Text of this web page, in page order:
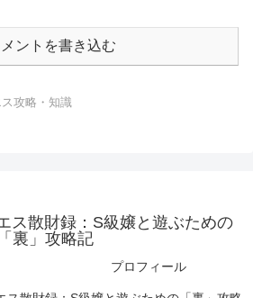
ントを書き込む
ス攻略・知識
ス散財録：S級嬢と遊ぶための
「裏」攻略記
プロフィール